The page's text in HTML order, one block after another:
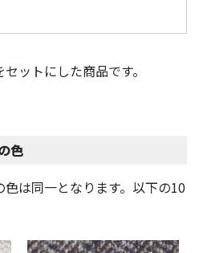
ットにした商品です。
色
は同一となります。以下の10